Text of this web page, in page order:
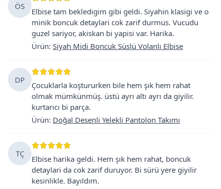
ÖS
Elbise tam bekledigim gibi geldi. Siyahin klasigi ve o
minik boncuk detaylari cok zarif durmus. Vucudu
guzel sariyor, akiskan bi yapisi var. Harika.
Ürün: Siyah Midi Boncuk Süslü Volanlı Elbise
DP
Çocuklarla koştururken bile hem şık hem rahat
olmak mümkünmüş. üstü ayrı altı ayrı da giyilir.
kurtarıcı bi parça.
Ürün: Doğal Desenli Yelekli Pantolon Takımı
TÇ
Elbise harika geldi. Hem şık hem rahat, boncuk
detaylari da cok zarif duruyor. Bi sürü yere giyilir
kesinlikle. Bayıldım.